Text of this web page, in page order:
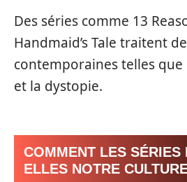
Des séries comme 13
Handmaid’s Tale traitent
contemporaines telles
et la dystopie.
COMMENT LES SÉRIES
ELLES NOTRE